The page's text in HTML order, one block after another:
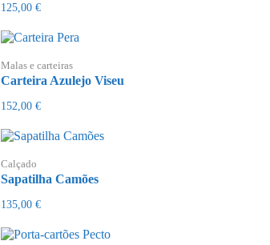
125,00 €
Malas e carteiras
Carteira Azulejo Viseu
152,00 €
Calçado
Sapatilha Camões
135,00 €